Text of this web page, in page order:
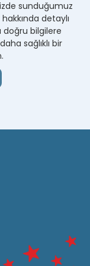
sunduğumuz
detaylı
doğru bilgilere
sağlıklı bir